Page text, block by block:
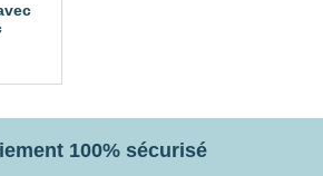
100% sécurisé